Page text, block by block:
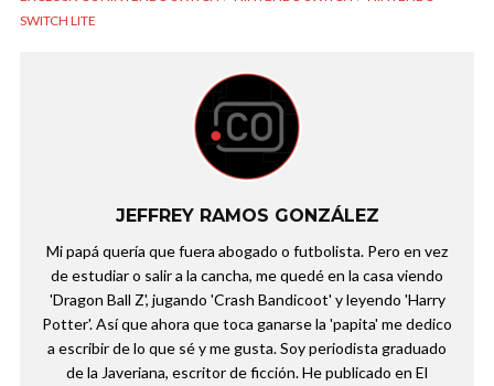
SWITCH LITE
JEFFREY RAMOS GONZÁLEZ
Mi papá quería que fuera abogado o futbolista. Pero en vez
de estudiar o salir a la cancha, me quedé en la casa viendo
'Dragon Ball Z', jugando 'Crash Bandicoot' y leyendo 'Harry
Potter'. Así que ahora que toca ganarse la 'papita' me dedico
a escribir de lo que sé y me gusta. Soy periodista graduado
de la Javeriana, escritor de ficción. He publicado en El